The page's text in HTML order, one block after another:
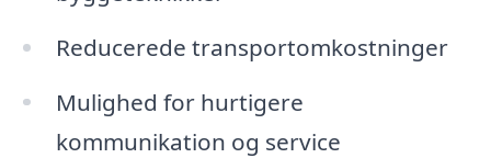
Reducerede transportomkostninger
Mulighed for hurtigere
kommunikation og service